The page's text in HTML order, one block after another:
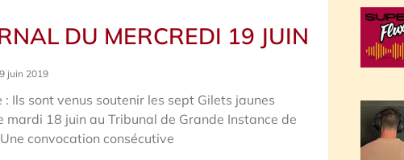
DU MERCREDI 19 JUIN
juin 2019
: Ils sont venus soutenir les sept Gilets jaunes
mardi 18 juin au Tribunal de Grande Instance de
convocation consécutive